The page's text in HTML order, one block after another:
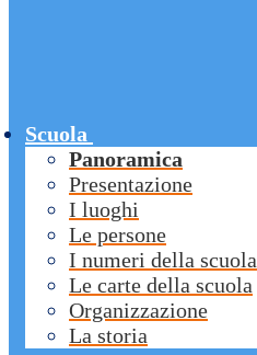
Scuola
Panoramica
Presentazione
I luoghi
Le persone
I numeri della scuola
Le carte della scuola
Organizzazione
La storia